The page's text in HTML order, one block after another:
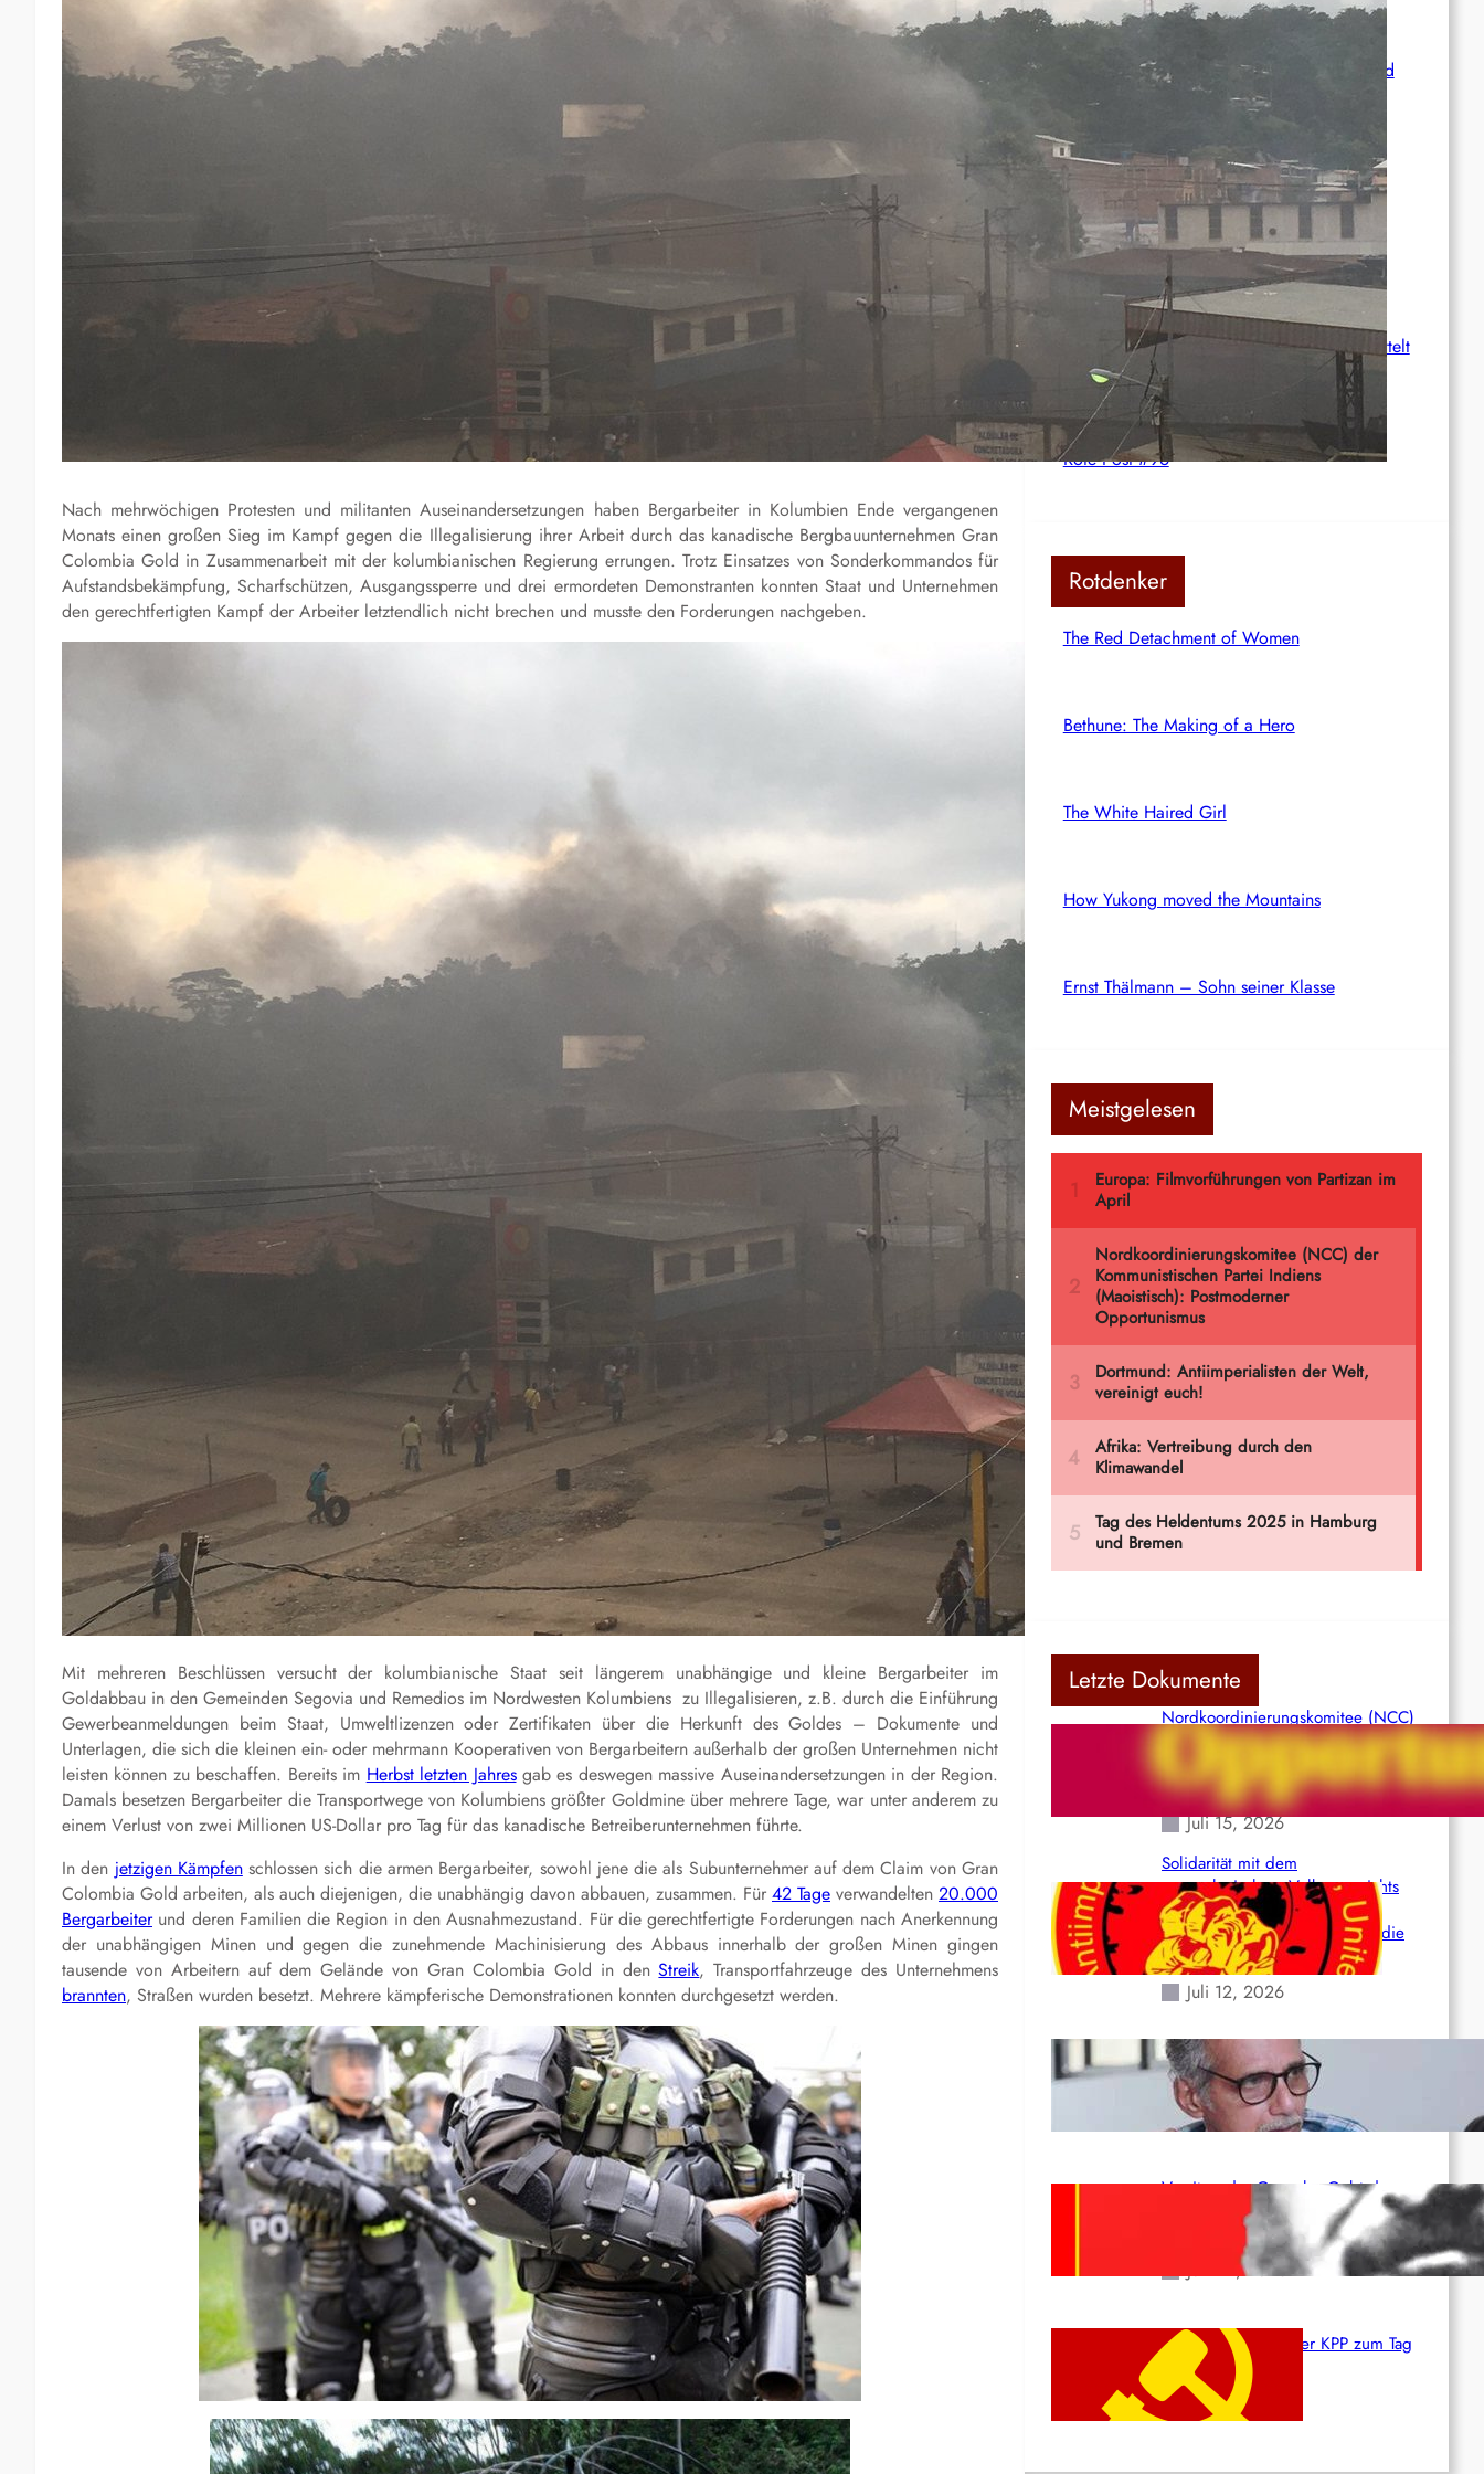
Nach mehrwöchigen Protesten und militanten Auseinandersetzungen haben Bergarbeiter in Kolumbien Ende vergangenen
Monats einen großen Sieg im Kampf gegen die Illegalisierung ihrer Arbeit durch das kanadische Bergbauunternehmen Gran
Colombia Gold in Zusammenarbeit mit der kolumbianischen Regierung errungen. Trotz Einsatzes von Sonderkommandos für
Aufstandsbekämpfung, Scharfschützen, Ausgangssperre und drei ermordeten Demonstranten konnten Staat und Unternehmen
den gerechtfertigten Kampf der Arbeiter letztendlich nicht brechen und musste den Forderungen nachgeben.
Mit mehreren Beschlüssen versucht der kolumbianische Staat seit längerem unabhängige und kleine Bergarbeiter im
Goldabbau in den Gemeinden Segovia und Remedios im Nordwesten Kolumbiens zu Illegalisieren, z.B. durch die Einführung
Gewerbeanmeldungen beim Staat, Umweltlizenzen oder Zertifikaten über die Herkunft des Goldes – Dokumente und
Unterlagen, die sich die kleinen ein- oder mehrmann Kooperativen von Bergarbeitern außerhalb der großen Unternehmen nicht
leisten können zu beschaffen. Bereits im Herbst letzten Jahresgab es deswegen massive Auseinandersetzungen in der Region.
Damals besetzen Bergarbeiter die Transportwege von Kolumbiens größter Goldmine über mehrere Tage, war unter anderem zu
einem Verlust von zwei Millionen US-Dollar pro Tag für das kanadische Betreiberunternehmen führte.
In den jetzigen Kämpfenschlossen sich die armen Bergarbeiter, sowohl jene die als Subunternehmer auf dem Claim von Gran
Colombia Gold arbeiten, als auch diejenigen, die unabhängig davon abbauen, zusammen. Für 42 Tage verwandelten 20.000
Bergarbeiterund deren Familien die Region in den Ausnahmezustand. Für die gerechtfertigte Forderungen nach Anerkennung
der unabhängigen Minen und gegen die zunehmende Machinisierung des Abbaus innerhalb der großen Minen gingen
tausende von Arbeitern auf dem Gelände von Gran Colombia Gold in denStreik, Transportfahrzeuge des Unternehmens
brannten, Straßen wurden besetzt. Mehrere kämpferische Demonstrationen konnten durchgesetzt werden.
Syrien: Der kurdische Journalist Ahmet Polad
ist seit 200 Tagen in Haft – die Solidarität
International: Aufruf zu einer
Solidaritätswoche mit anarchistischen
Gefangenen vom 23. bis 30. August 2026
Deutschland: Der Inlandsgeheimdienst ermittelt
gegen „Prosfygika“
Rote Post #96
Rotdenker
The Red Detachment of Women
Bethune: The Making of a Hero
The White Haired Girl
How Yukong moved the Mountains
Ernst Thälmann – Sohn seiner Klasse
Meistgelesen
Letzte Dokumente
Nordkoordinierungskomitee (NCC)
der Kommunistischen Partei Indiens
(Maoistisch): Postmoderner
Opportunismus
Juli 15, 2026
Solidarität mit dem
venezolanischem Volk angesichts
der verlorenen Leben und der
katastrophalen Situation durch die
Erdbeben des 24. Juni!
Juli 12, 2026
Indien: „Die Politik der
Kapitulation“ von K. Murali (Ajith)
Juli 1, 2026
Vorsitzender Gonzalo: Gebt das
Leben für die Partei und die
Juni 19, 2026
Beschluss des ZK der KPP zum Tag
des Heldentums
Juni 19, 2026